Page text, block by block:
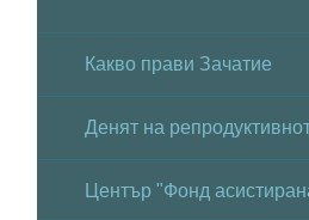
Какво прави Зачатие
Денят на
Център "Фонд